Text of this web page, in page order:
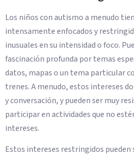
Los niños con autismo a menudo
intensamente enfocados y
inusuales en su intensidad o foco.
fascinación profunda por temas
datos, mapas o un tema particular
trenes. A menudo, estos intereses
y conversación, y pueden ser muy
participar en actividades que no
intereses.
Estos intereses restringidos pueden